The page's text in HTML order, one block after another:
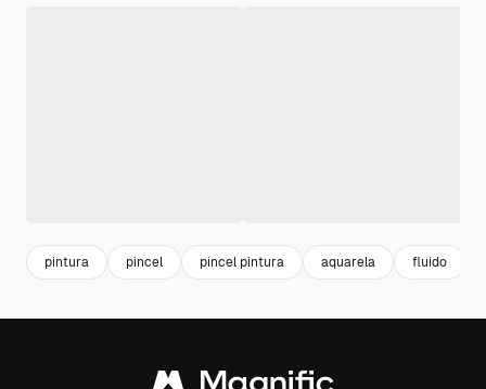
pintura pincel pincel pintura aquarela fluido